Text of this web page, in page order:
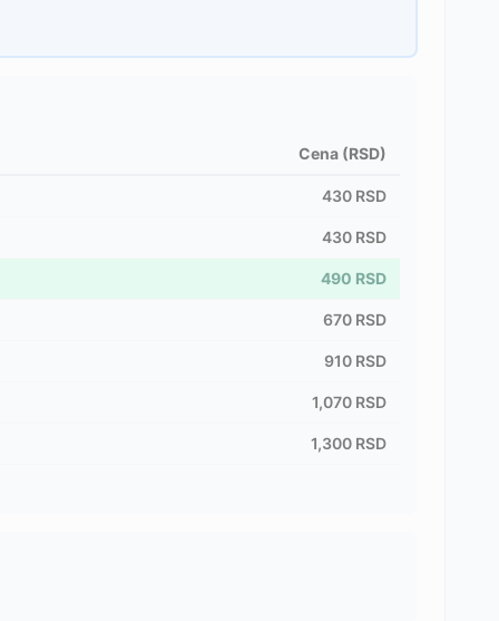
Cena (RSD)
430 RSD
430 RSD
490 RSD
670 RSD
910 RSD
1,070 RSD
1,300 RSD